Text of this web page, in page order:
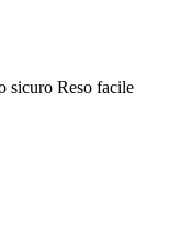
sicuro Reso facile